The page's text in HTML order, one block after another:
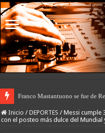
Franco Mastantuono se fue de
Inicio / DEPORTES / Messi cumple
con el posteo más dulce del